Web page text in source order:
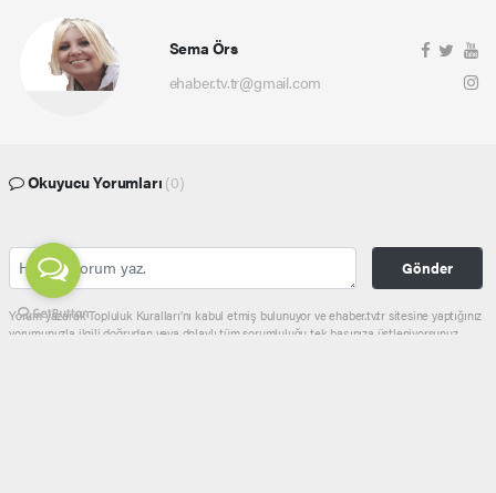
Sema Örs
ehaber.tv.tr@gmail.com
Okuyucu Yorumları (0)
Gönder
Yorum yazarak Topluluk Kuralları’nı kabul etmiş bulunuyor ve ehaber.tv.tr sitesine yaptığınız
yorumunuzla ilgili doğrudan veya dolaylı tüm sorumluluğu tek başınıza üstleniyorsunuz.